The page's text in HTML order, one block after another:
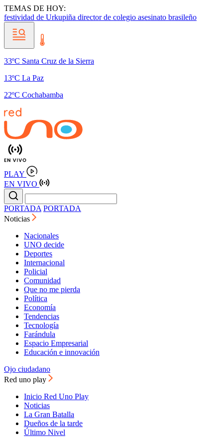
TEMAS DE HOY:
festividad de Urkupiña director de colegio asesinato brasileño
33ºC Santa Cruz de la Sierra
13ºC La Paz
22ºC Cochabamba
PLAY
EN VIVO
PORTADA PORTADA
Noticias
Nacionales
UNO decide
Deportes
Internacional
Policial
Comunidad
Que no me pierda
Política
Economía
Tendencias
Tecnología
Farándula
Espacio Empresarial
Educación e innovación
Ojo ciudadano
Red uno play
Inicio Red Uno Play
Noticias
La Gran Batalla
Dueños de la tarde
Último Nivel